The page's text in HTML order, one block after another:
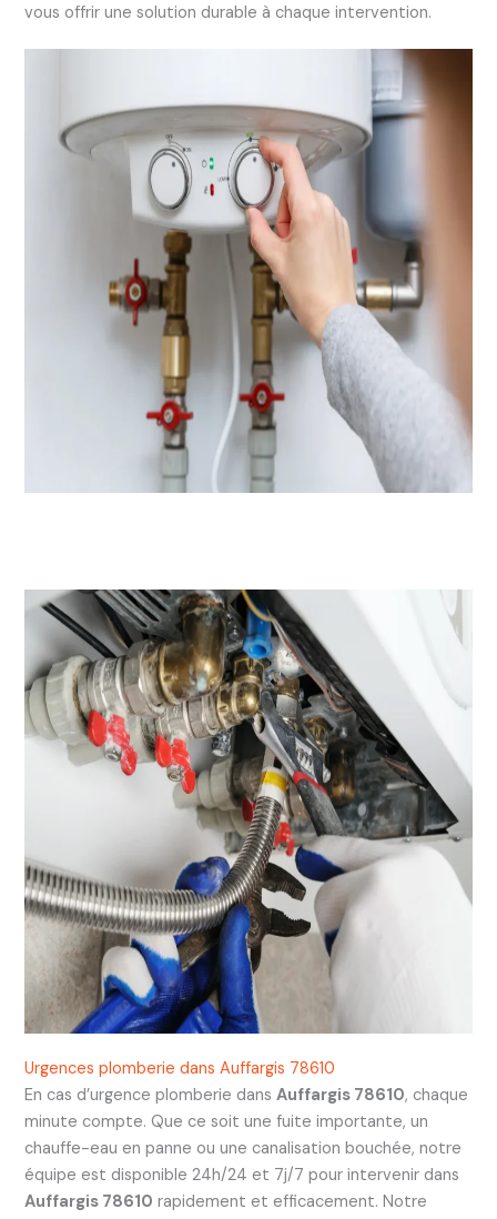
vous offrir une solution durable à chaque intervention.
Urgences plomberie dans Auffargis 78610
En cas d’urgence plomberie dans Auffargis 78610, chaque
minute compte. Que ce soit une fuite importante, un
chauffe-eau en panne ou une canalisation bouchée, notre
équipe est disponible 24h/24 et 7j/7 pour intervenir dans
Auffargis 78610 rapidement et efficacement. Notre